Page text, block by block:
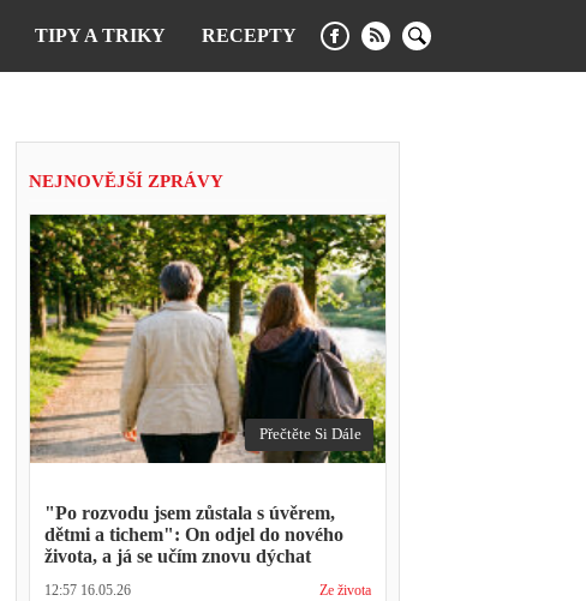
TIPY A TRIKY RECEPTY
NEJNOVĚJŠÍ ZPRÁVY
Přečtěte Si Dále
"Po rozvodu jsem zůstala s úvěrem,
dětmi a tichem": On odjel do nového
života, a já se učím znovu dýchat
12:57 16.05.26 Ze života